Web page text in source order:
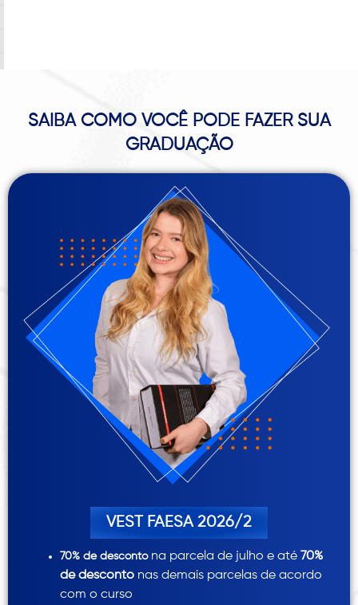
SAIBA COMO VOCÊ PODE FAZER SUA
GRADUAÇÃO
VEST FAESA 2026/2
70% de desconto na parcela de julho e até 70%
de desconto nas demais parcelas de acordo
com o curso